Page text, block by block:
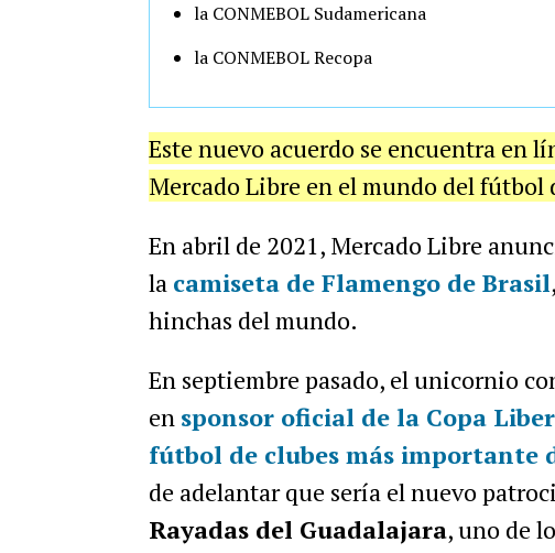
la CONMEBOL Sudamericana
la CONMEBOL Recopa
Este nuevo acuerdo se encuentra en
Mercado Libre en el mundo del fútbol
En abril de 2021, Mercado Libre
la camiseta de Flamengo de Brasil
hinchas del mundo.
En septiembre pasado, el unicornio
en sponsor oficial de la Copa
fútbol de clubes más importante
de adelantar que sería el nuevo
Rayadas del Guadalajara, uno de